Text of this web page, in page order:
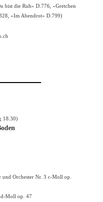
bist die Ruh» D.776, «Gretchen
«Im Abendrot» D.799)
18.30)
Orchester Nr. 3 c-Moll op.
d-Moll op. 47